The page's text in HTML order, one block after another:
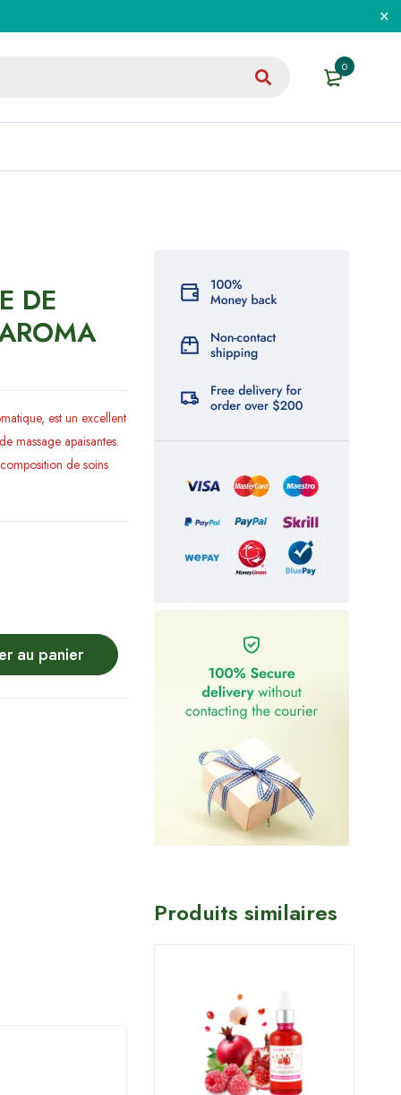
0
DE
est un excellent
massage apaisantes.
de soins
au panier
Produits similaires